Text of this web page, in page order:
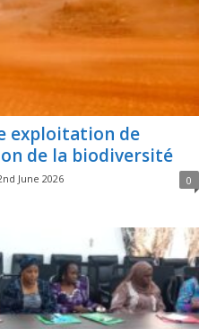
exploitation de
de la biodiversité
June 2026 0